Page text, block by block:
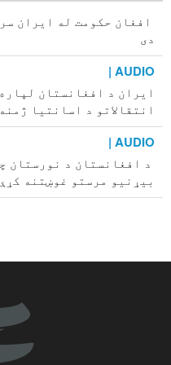
افغان حکومت له ایران
دی
AUDIO |
ایران د افغانستان
انتقالاتو د اسانتیا
AUDIO |
د افغانستان د نورستان
بیړنیو مرستو غوښتنه
ذوالقدر: د هرمز اوبلارې
د وسلو د چټک جوړولو